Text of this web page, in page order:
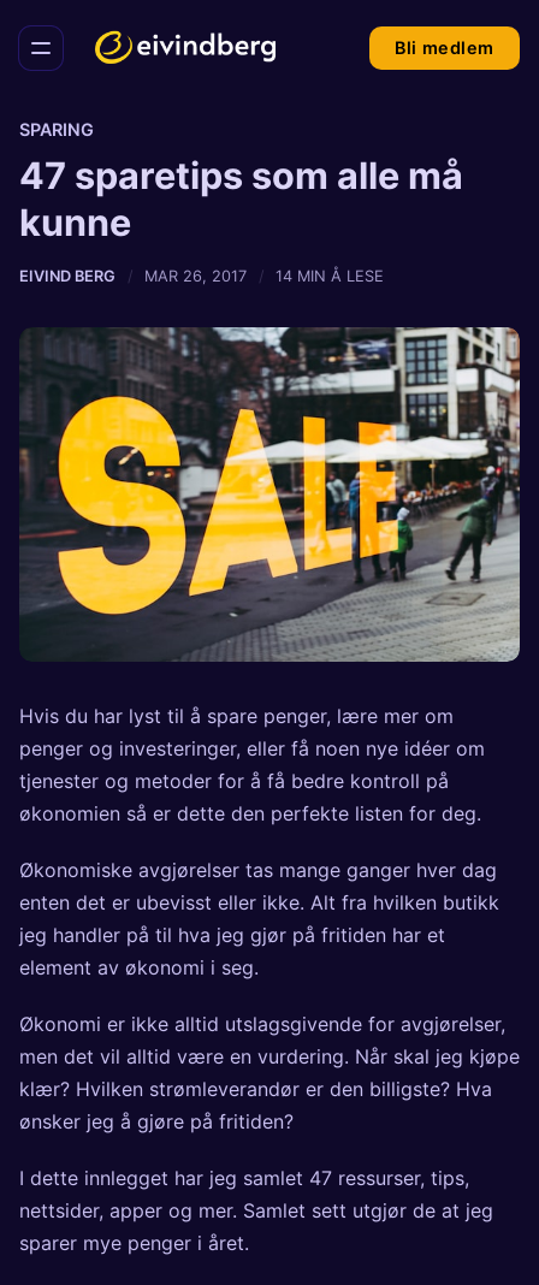
Bli medlem
SPARING
47 sparetips som alle må
kunne
EIVIND BERG MAR 26, 2017 14 MIN Å LESE
Hvis du har lyst til å spare penger, lære mer om
penger og investeringer, eller få noen nye idéer om
tjenester og metoder for å få bedre kontroll på
økonomien så er dette den perfekte listen for deg.
Økonomiske avgjørelser tas mange ganger hver dag
enten det er ubevisst eller ikke. Alt fra hvilken butikk
jeg handler på til hva jeg gjør på fritiden har et
element av økonomi i seg.
Økonomi er ikke alltid utslagsgivende for avgjørelser,
men det vil alltid være en vurdering. Når skal jeg kjøpe
klær? Hvilken strømleverandør er den billigste? Hva
ønsker jeg å gjøre på fritiden?
I dette innlegget har jeg samlet 47 ressurser, tips,
nettsider, apper og mer. Samlet sett utgjør de at jeg
sparer mye penger i året.